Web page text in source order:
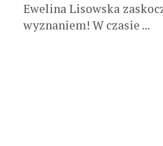
Ewelina Lisowska
wyznaniem! W czasie ...